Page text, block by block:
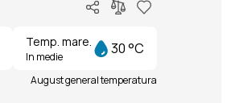
Temp. mare.
In medie 30 °C
August general temperatura